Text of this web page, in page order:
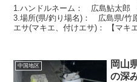
1.ハンドルネーム： 広島鮎太郎
3.場所(県/釣り場名)： 広島県/竹
エサ(マキエ、付けエサ)： 【マ
中国地区
岡山
の深